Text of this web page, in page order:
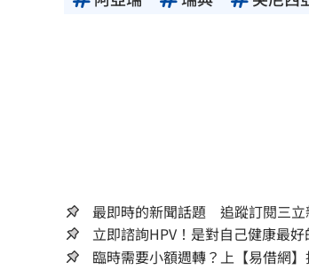
最即時的新聞話題 追蹤訂閱三立
立即諮詢HPV！是對自己健康最好
臨時需要小額週轉？上【易借網